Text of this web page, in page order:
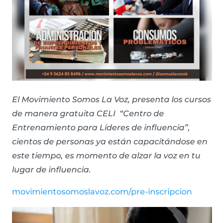
El Movimiento Somos La Voz, presenta los cursos
de manera gratuita CELI “Centro de
Entrenamiento para Líderes de influencia”,
cientos de personas ya están capacitándose en
este tiempo, es momento de alzar la voz en tu
lugar de influencia.
movimientosomoslavoz.com/pre-inscripcion